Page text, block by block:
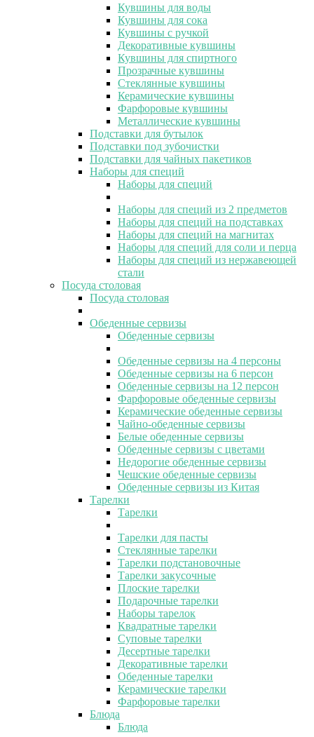
Кувшины для воды
Кувшины для сока
Кувшины с ручкой
Декоративные кувшины
Кувшины для спиртного
Прозрачные кувшины
Стеклянные кувшины
Керамические кувшины
Фарфоровые кувшины
Металлические кувшины
Подставки для бутылок
Подставки под зубочистки
Подставки для чайных пакетиков
Наборы для специй
Наборы для специй
Наборы для специй из 2 предметов
Наборы для специй на подставках
Наборы для специй на магнитах
Наборы для специй для соли и перца
Наборы для специй из нержавеющей
стали
Посуда столовая
Посуда столовая
Обеденные сервизы
Обеденные сервизы
Обеденные сервизы на 4 персоны
Обеденные сервизы на 6 персон
Обеденные сервизы на 12 персон
Фарфоровые обеденные сервизы
Керамические обеденные сервизы
Чайно-обеденные сервизы
Белые обеденные сервизы
Обеденные сервизы с цветами
Недорогие обеденные сервизы
Чешские обеденные сервизы
Обеденные сервизы из Китая
Тарелки
Тарелки
Тарелки для пасты
Стеклянные тарелки
Тарелки подстановочные
Тарелки закусочные
Плоские тарелки
Подарочные тарелки
Наборы тарелок
Квадратные тарелки
Суповые тарелки
Десертные тарелки
Декоративные тарелки
Обеденные тарелки
Керамические тарелки
Фарфоровые тарелки
Блюда
Блюда